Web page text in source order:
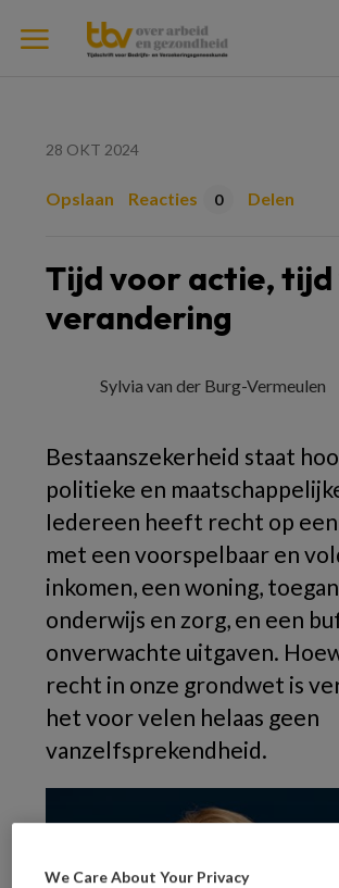
28 OKT 2024
Opslaan Reacties 0 Delen
Tijd voor actie,
verandering
Sylvia van der Burg-Vermeulen
Bestaanszekerheid staat
politieke en
Iedereen heeft recht op
met een voorspelbaar en
inkomen, een woning,
onderwijs en zorg, en een
onverwachte uitgaven.
recht in onze grondwet is
het voor velen helaas geen
vanzelfsprekendheid.
We Care About Your Privacy